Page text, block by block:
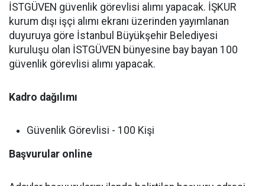
İSTGÜVEN güvenlik görevlisi alımı yapacak. İŞKUR
kurum dışı işçi alımı ekranı üzerinden yayımlanan
duyuruya göre İstanbul Büyükşehir Belediyesi
kuruluşu olan İSTGÜVEN bünyesine bay bayan 100
güvenlik görevlisi alımı yapacak.
Kadro dağılımı
Güvenlik Görevlisi - 100 Kişi
Başvurular online